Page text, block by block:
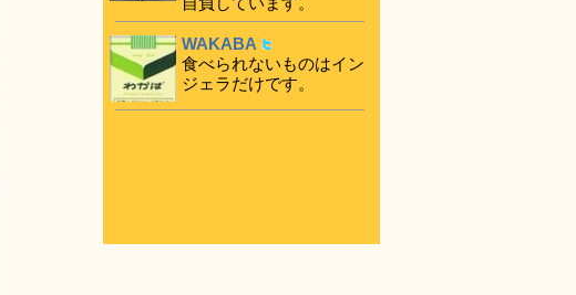
WAKABA
食べられないものはイン
ジェラだけです。